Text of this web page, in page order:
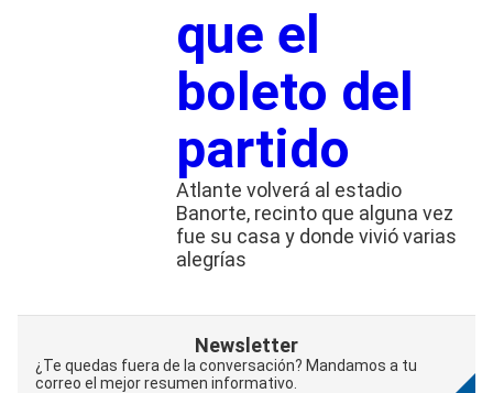
que el
boleto del
partido
Atlante volverá al estadio
Banorte, recinto que alguna vez
fue su casa y donde vivió varias
alegrías
Newsletter
¿Te quedas fuera de la conversación? Mandamos a tu
correo el mejor resumen informativo.